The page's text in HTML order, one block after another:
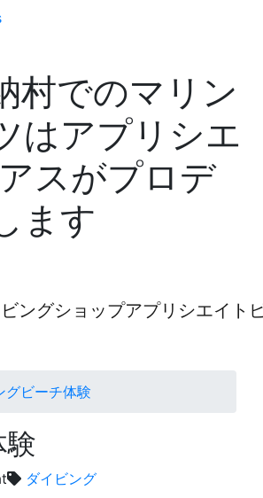
村でのマリン
はアプリシエ
スがプロデ
ます
グビーチ体験
験
ダイビング